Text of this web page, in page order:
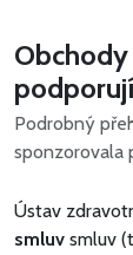
Podrobný
sponzorovala
Ústav
smluv smluv